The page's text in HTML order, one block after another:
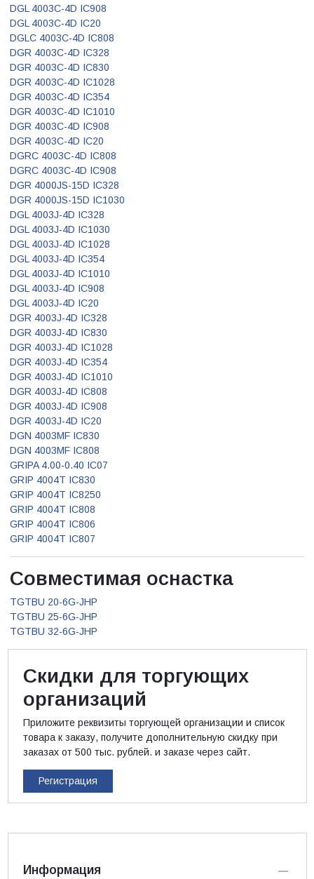
DGL 4003C-4D IC908
DGL 4003C-4D IC20
DGLC 4003C-4D IC808
DGR 4003C-4D IC328
DGR 4003C-4D IC830
DGR 4003C-4D IC1028
DGR 4003C-4D IC354
DGR 4003C-4D IC1010
DGR 4003C-4D IC908
DGR 4003C-4D IC20
DGRC 4003C-4D IC808
DGRC 4003C-4D IC908
DGR 4000JS-15D IC328
DGR 4000JS-15D IC1030
DGL 4003J-4D IC328
DGL 4003J-4D IC1030
DGL 4003J-4D IC1028
DGL 4003J-4D IC354
DGL 4003J-4D IC1010
DGL 4003J-4D IC908
DGL 4003J-4D IC20
DGR 4003J-4D IC328
DGR 4003J-4D IC830
DGR 4003J-4D IC1028
DGR 4003J-4D IC354
DGR 4003J-4D IC1010
DGR 4003J-4D IC808
DGR 4003J-4D IC908
DGR 4003J-4D IC20
DGN 4003MF IC830
DGN 4003MF IC808
GRIPA 4.00-0.40 IC07
GRIP 4004T IC830
GRIP 4004T IC8250
GRIP 4004T IC808
GRIP 4004T IC806
GRIP 4004T IC807
Совместимая оснастка
TGTBU 20-6G-JHP
TGTBU 25-6G-JHP
TGTBU 32-6G-JHP
Скидки для торгующих
организаций
Приложите реквизиты торгующей организации и список
товара к заказу, получите дополнительную скидку при
заказах от 500 тыс. рублей. и заказе через сайт.
Регистрация
Информация